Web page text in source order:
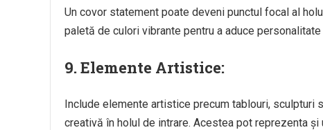
Un covor statement poate deveni punctul focal al
paletă de culori vibrante pentru a aduce
9.Elemente Artistice:
Include elemente artistice precum tablouri, sculpturi
creativă în holul de intrare. Acestea pot reprezenta